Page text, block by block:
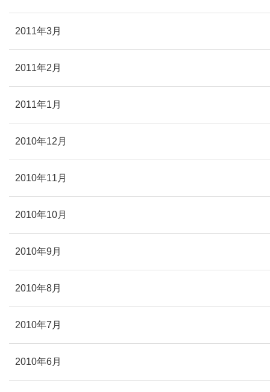
2011年3月
2011年2月
2011年1月
2010年12月
2010年11月
2010年10月
2010年9月
2010年8月
2010年7月
2010年6月